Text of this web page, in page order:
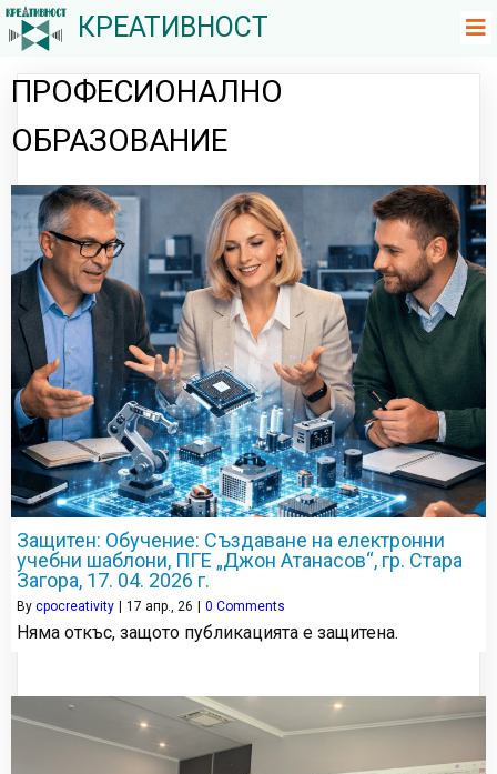
КРЕАТИВНОСТ
ПРОФЕСИОНАЛНО
ОБРАЗОВАНИЕ
Защитен: Обучение: Създаване на електронни
учебни шаблони, ПГЕ „Джон Атанасов“, гр. Стара
Загора, 17. 04. 2026 г.
By cpocreativity 17 апр., 26 0 Comments
Няма откъс, защото публикацията е защитена.